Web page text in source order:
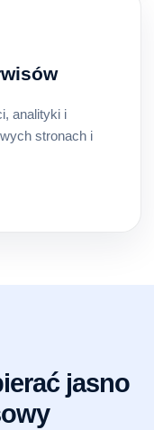
analityki i
stronach i
jasno